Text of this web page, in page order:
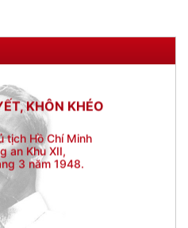
KHÔN KHÉO
tịch Hồ Chí Minh
an Khu XII,
3 năm 1948.